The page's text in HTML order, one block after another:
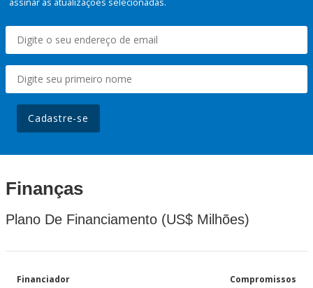
Cadastre-se
Finanças
Plano De Financiamento (US$ Milhões)
Financiador Compromissos